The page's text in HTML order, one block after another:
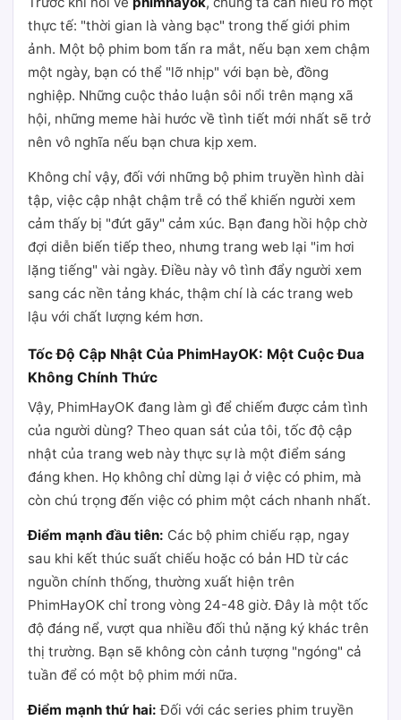
thực tế: "thời gian là vàng bạc" trong thế giới phim
ảnh. Một bộ phim bom tấn ra mắt, nếu bạn xem chậm
một ngày, bạn có thể "lỡ nhịp" với bạn bè, đồng
nghiệp. Những cuộc thảo luận sôi nổi trên mạng xã
hội, những meme hài hước về tình tiết mới nhất sẽ trở
nên vô nghĩa nếu bạn chưa kịp xem.
Không chỉ vậy, đối với những bộ phim truyền hình dài
tập, việc cập nhật chậm trễ có thể khiến người xem
cảm thấy bị "đứt gãy" cảm xúc. Bạn đang hồi hộp chờ
đợi diễn biến tiếp theo, nhưng trang web lại "im hơi
lặng tiếng" vài ngày. Điều này vô tình đẩy người xem
sang các nền tảng khác, thậm chí là các trang web
lậu với chất lượng kém hơn.
Tốc Độ Cập Nhật Của PhimHayOK: Một Cuộc Đua
Không Chính Thức
Vậy, PhimHayOK đang làm gì để chiếm được cảm tình
của người dùng? Theo quan sát của tôi, tốc độ cập
nhật của trang web này thực sự là một điểm sáng
đáng khen. Họ không chỉ dừng lại ở việc có phim, mà
còn chú trọng đến việc có phim một cách nhanh nhất.
Điểm mạnh đầu tiên: Các bộ phim chiếu rạp, ngay
sau khi kết thúc suất chiếu hoặc có bản HD từ các
nguồn chính thống, thường xuất hiện trên
PhimHayOK chỉ trong vòng 24-48 giờ. Đây là một tốc
độ đáng nể, vượt qua nhiều đối thủ nặng ký khác trên
thị trường. Bạn sẽ không còn cảnh tượng "ngóng" cả
tuần để có một bộ phim mới nữa.
Điểm mạnh thứ hai: Đối với các series phim truyền